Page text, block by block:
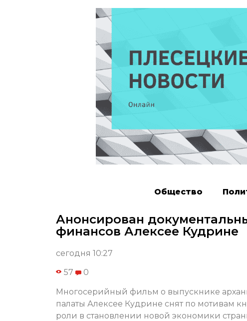
Общество
Анонсирован
финансов Алексее Кудрине
сегодня 10:27
57 0
Многосерийный фильм о выпускнике
палаты Алексее Кудрине снят по мотивам
роли в становлении новой экономики